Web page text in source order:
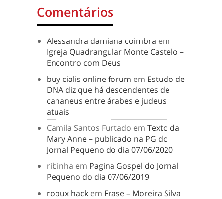
Comentários
Alessandra damiana coimbra em
Igreja Quadrangular Monte Castelo –
Encontro com Deus
buy cialis online forum em Estudo de
DNA diz que há descendentes de
cananeus entre árabes e judeus
atuais
Camila Santos Furtado em Texto da
Mary Anne – publicado na PG do
Jornal Pequeno do dia 07/06/2020
ribinha em Pagina Gospel do Jornal
Pequeno do dia 07/06/2019
robux hack em Frase – Moreira Silva